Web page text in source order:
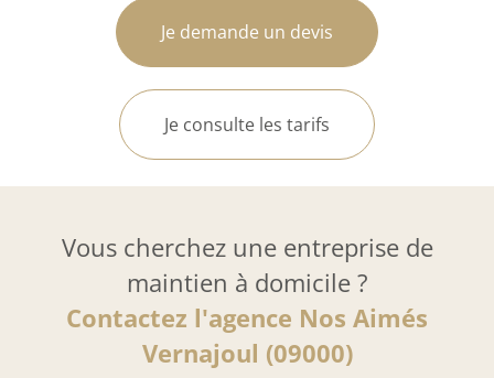
Je demande un devis
Je consulte les tarifs
Vous cherchez une entreprise de
maintien à domicile ?
Contactez l'agence Nos Aimés
Vernajoul (09000)